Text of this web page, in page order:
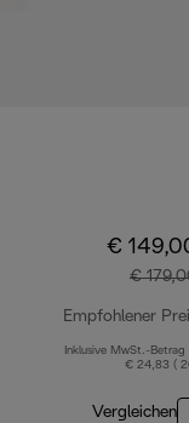
€
€
Empfohlener
Inklusive MwSt.-Betrag
€ 24,83 (
Vergleichen